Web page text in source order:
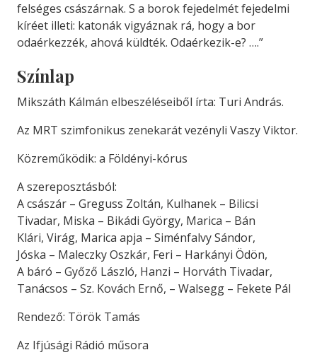
felséges császárnak. S a borok fejedelmét fejedelmi
kíréet illeti: katonák vigyáznak rá, hogy a bor
odaérkezzék, ahová küldték. Odaérkezik-e? ….”
Színlap
Mikszáth Kálmán elbeszéléseiből írta: Turi András.
Az MRT szimfonikus zenekarát vezényli Vaszy Viktor.
Közreműködik: a Földényi-kórus
A szereposztásból:
A császár – Greguss Zoltán, Kulhanek – Bilicsi
Tivadar, Miska – Bikádi György, Marica – Bán
Klári, Virág, Marica apja – Siménfalvy Sándor,
Jóska – Maleczky Oszkár, Feri – Harkányi Ödön,
A báró – Győző László, Hanzi – Horváth Tivadar,
Tanácsos – Sz. Kovách Ernő, – Walsegg – Fekete Pál
Rendező: Török Tamás
Az Ifjúsági Rádió műsora